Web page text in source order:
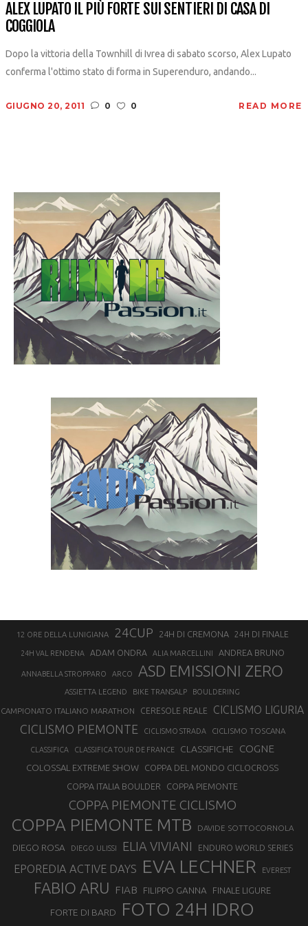
ALEX LUPATO IL PIÙ FORTE SUI SENTIERI DI CASA DI
COGGIOLA
Dopo la vittoria della Townhill di Ivrea di sabato scorso, Alex Lupato
conferma l'ottimo stato di forma in Superenduro, andando...
GIUGNO 20, 2011 0 0 READ MORE
12 ORE DELLA LUNIGIANA 24CUP 24H DI CREMONA 24H DI FINALE
24H VAL RENDENA ADAM ONDRA ALIA MARCELLINI ANDREA BRUNO
ANNABELLA STROPPARO ARCO ASD EMISSIONI ZERO
ASSIETTA LEGEND BIKE TRANSALP BOULDERING
CAMPIONATO ITALIANO MARATHON CERESOLE REALE CICLISMO LIGURIA
CICLISMO PIEMONTE CICLISMO STRADA CICLISMO TOSCANA
CLASSIFICA CLASSIFICA TOUR DE FRANCE CLASSIFICHE COGNE
COLOSSAL EXTREME SHOW
COPPA DEL MONDO CICLOCROSS
COPPA ITALIA BOULDER
COPPA PIEMONTE
COPPA PIEMONTE CICLISMO
COPPA PIEMONTE MTB DAVIDE SOTTOCORNOLA
DIEGO ROSA DIEGO ULISSI ELIA VIVIANI ENDURO WORLD SERIES
EPOREDIA ACTIVE DAYS EVA LECHNER EVEREST
FABIO ARU FIAB FILIPPO GANNA FINALE LIGURE
FORTE DI BARD FOTO 24H IDRO